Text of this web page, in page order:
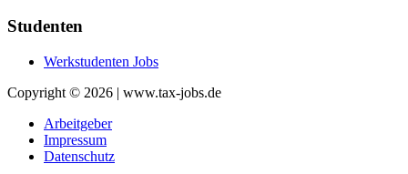
Studenten
Werkstudenten Jobs
Copyright © 2026 | www.tax-jobs.de
Arbeitgeber
Impressum
Datenschutz